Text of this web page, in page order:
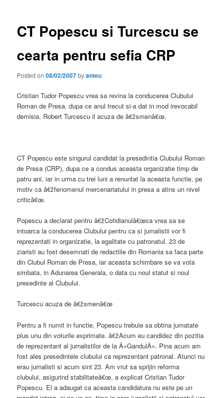
CT Popescu si Turcescu se
cearta pentru sefia CRP
Posted on08/02/2007byanteu
Cristian Tudor Popescu vrea sa revina la conducerea Clubului
Roman de Presa, dupa ce anul trecut si-a dat in mod irevocabil
demisia. Robert Turcescu il acuza de â€žsmenâ€œ.
CT Popescu este singurul candidat la presedintia Clubului Roman
de Presa (CRP), dupa ce a condus aceasta organizatie timp de
patru ani, iar in urma cu trei luni a renuntat la aceasta functie, pe
motiv ca â€žfenomenul mercenariatului in presa a atins un nivel
criticâ€œ.
Popescu a declarat pentru â€žCotidianulâ€œca vrea sa se
intoarca la conducerea Clubului pentru ca si jurnalistii vor fi
reprezentati in organizatie, la egalitate cu patronatul. 23 de
ziaristi au fost desemnati de redactiile din Romania sa faca parte
din Clubul Roman de Presa, iar aceasta schimbare se va vota
simbata, in Adunarea Generala, o data cu noul statut si noul
presedinte al Clubului.
Turcescu acuza de â€žsmenâ€œ
Pentru a fi numit in functie, Popescu trebuie sa obtina jumatate
plus unu din voturile exprimate. â€žAcum eu candidez din pozitia
de reprezentant al jurnalistilor de la Â«GandulÂ». Pina acum am
fost ales presedintele clubului ca reprezentant patronal. Atunci nu
erau jurnalisti si acum sint 23. Am vrut sa sprijin reforma
clubului, asigurind stabilitateâ€œ, a explicat Cristian Tudor
Popescu. El a adaugat ca aceasta candidatura nu este pe un